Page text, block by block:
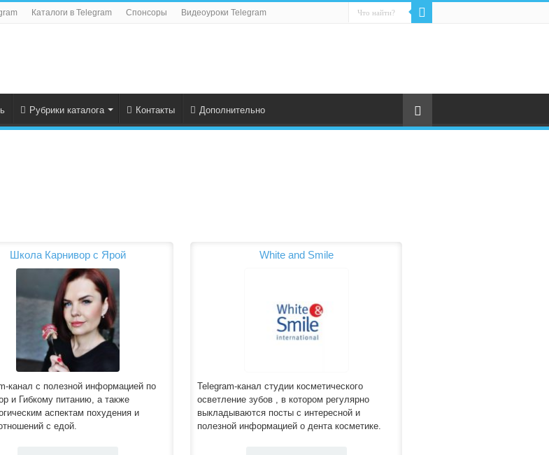
Каталоги в Telegram Спонсоры Видеоуроки Telegram
Рубрики каталога Контакты Дополнительно
Школа Карнивор с Ярой
канал с полезной информацией по
и Гибкому питанию, а также
аспектам похудения и
с едой.
White and Smile
Telegram-канал студии косметического
осветление зубов , в котором регулярно
выкладываются посты с интересной и
полезной информацией о дента косметике.